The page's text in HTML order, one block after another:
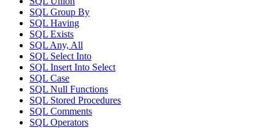
SQL Group By
SQL Having
SQL Exists
SQL Any, All
SQL Select Into
SQL Insert Into Select
SQL Case
SQL Null Functions
SQL Stored Procedures
SQL Comments
SQL Operators